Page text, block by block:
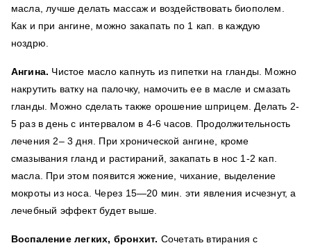
масла, лучше делать массаж и воздействовать биополем.
Как и при ангине, можно закапать по 1 кап. в каждую
ноздрю.
Ангина. Чистое масло капнуть из пипетки на гланды. Можно
накрутить ватку на палочку, намочить ее в масле и смазать
гланды. Можно сделать также орошение шприцем. Делать 2-
5 раз в день с интервалом в 4-6 часов. Продолжительность
лечения 2– 3 дня. При хронической ангине, кроме
смазывания гланд и растираний, закапать в нос 1-2 кап.
масла. При этом появится жжение, чихание, выделение
мокроты из носа. Через 15—20 мин. эти явления исчезнут, а
лечебный эффект будет выше.
Воспаление легких, бронхит. Сочетать втирания с